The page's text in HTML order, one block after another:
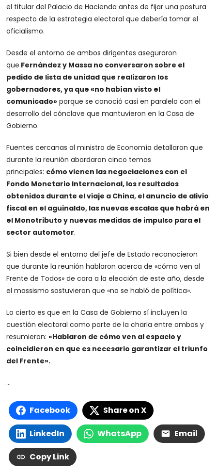
el titular del Palacio de Hacienda antes de fijar una postura
respecto de la estrategia electoral que debería tomar el
oficialismo.
Desde el entorno de ambos dirigentes aseguraron
que Fernández y Massa no conversaron sobre el
pedido de lista de unidad que realizaron los
gobernadores, ya que «no habían visto el
comunicado» porque se conoció casi en paralelo con el
desarrollo del cónclave que mantuvieron en la Casa de
Gobierno.
Fuentes cercanas al ministro de Economía detallaron que
durante la reunión abordaron cinco temas
principales: cómo vienen las negociaciones con el
Fondo Monetario Internacional, los resultados
obtenidos durante el viaje a China, el anuncio de alivio
fiscal en el aguinaldo, las nuevas escalas que habrá en
el Monotributo y nuevas medidas de impulso para el
sector automotor.
Si bien desde el entorno del jefe de Estado reconocieron
que durante la reunión hablaron acerca de «cómo ven al
Frente de Todos» de cara a la elección de este año, desde
el massismo sostuvieron que «no se habló de política».
Lo cierto es que en la Casa de Gobierno sí incluyen la
cuestión electoral como parte de la charla entre ambos y
resumieron:«Hablaron de cómo ven al espacio y
coincidieron en que es necesario garantizar el triunfo
del Frente».
…
Facebook Share on X
LinkedIn WhatsApp Email
Copy Link